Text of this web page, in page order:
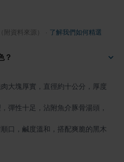
資料來源） 了解我們如何精選
？
大塊厚實，直徑約十公分，厚度
彈性十足，沾附魚介豚骨湯頭，
口，鹹度溫和，搭配爽脆的黑木